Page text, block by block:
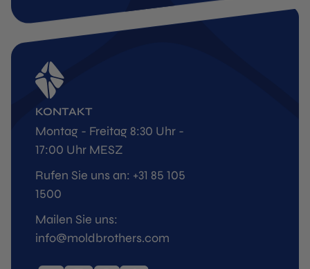
KONTAKT
Montag - Freitag 8:30 Uhr -
17:00 Uhr MESZ
Rufen Sie uns an: +31 85 105
1500
Mailen Sie uns:
info@moldbrothers.com